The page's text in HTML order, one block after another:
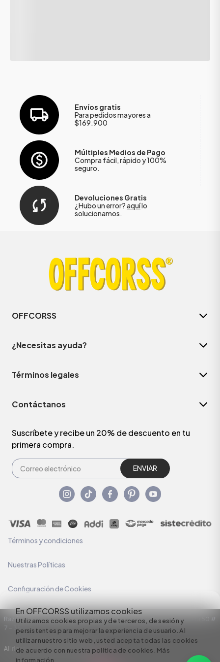
En OFFCORSS utilizamos cookies
Utilizamos cookies propias y de terceros, de sesión y
persistentes para mejorar la experiencia de usuario. Al
utilizar nuestro sitio web, usted acepta todas las cookies
de acuerdo con nuestra política de cookies. Más
información
Envíos gratis
Para pedidos mayores a
$169.900
Múltiples Medios de Pago
Compra fácil, rápido y 100%
seguro.
Devoluciones Gratis
¿Hubo un error?aquílo
solucionamos.
OFFCORSS
¿Necesitas ayuda?
Términos legales
Contáctanos
Suscríbete y recibe un 20% de descuento en tu
primera compra.
ENVIAR
Términos y condiciones
Nuestras Políticas
Configuración de Cookies
Razón Social: C.I HERMECO S.A. NIT: 890924167-6 Dirección: Carrera 50 #
7 – 35
All rights reserved empowered by